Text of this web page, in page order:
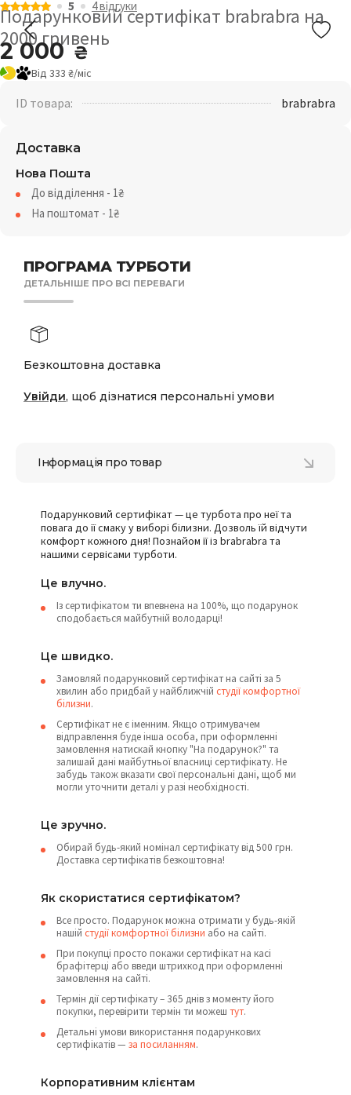
5 4 відгуки
Подарунковий сертифікат brabrabra на
2000 гривень
2 000 ₴
Від 333 ₴/міс
ПРОГРАМА ТУРБОТИ
ДЕТАЛЬНІШЕ ПРО ВСІ ПЕРЕВАГИ
Безкоштовна доставка
Увійди, щоб дізнатися персональні умови
ID товара: brabrabra
Доставка
Нова Пошта
До відділення - 1₴
На поштомат - 1₴
Інформація про товар
Подарунковий сертифікат — це турбота про неї та
повага до її смаку у виборі білизни. Дозволь їй відчути
комфорт кожного дня! Познайом її із brabrabra та
нашими сервісами турботи.
Це влучно.
Із сертифікатом ти впевнена на 100%, що подарунок
сподобається майбутній володарці!
Це швидко.
Замовляй подарунковий сертифікат на сайті за 5
хвилин або придбай у найближчій студії комфортної
білизни.
Сертифікат не є іменним. Якщо отримувачем
відправлення буде інша особа, при оформленні
замовлення натискай кнопку "На подарунок?" та
залишай дані майбутньої власниці сертифікату. Не
забудь також вказати свої персональні дані, щоб ми
могли уточнити деталі у разі необхідності.
Це зручно.
Обирай будь-який номінал сертифікату від 500 грн.
Доставка сертифікатів безкоштовна!
Як скористатися сертифікатом?
Все просто. Подарунок можна отримати у будь-якій
нашій студії комфортної білизни або на сайті.
При покупці просто покажи сертифікат на касі
брафітерці або введи штрихкод при оформленні
замовлення на сайті.
Термін дії сертифікату – 365 днів з моменту його
покупки, перевірити термін ти можеш тут.
Детальні умови використання подарункових
сертифікатів — за посиланням.
Корпоративним клієнтам